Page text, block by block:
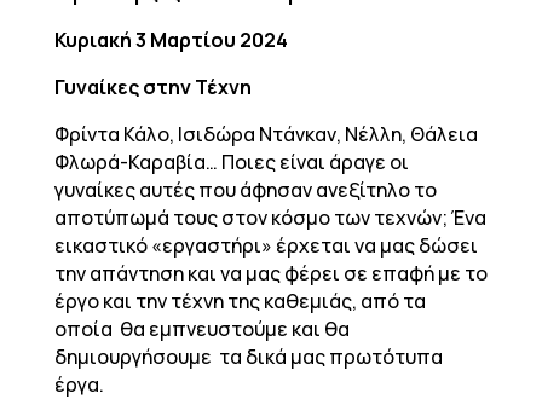
Κυριακή 3 Μαρτίου 2024
Γυναίκες στην Τέχνη
Φρίντα Κάλο, Ισιδώρα Ντάνκαν, Νέλλη, Θάλεια
Φλωρά-Καραβία… Ποιες είναι άραγε οι
γυναίκες αυτές που άφησαν ανεξίτηλο το
αποτύπωμά τους στον κόσμο των τεχνών; Ένα
εικαστικό «εργαστήρι» έρχεται να μας δώσει
την απάντηση και να μας φέρει σε επαφή με το
έργο και την τέχνη της καθεμιάς, από τα
οποία θα εμπνευστούμε και θα
δημιουργήσουμε τα δικά μας πρωτότυπα
έργα.